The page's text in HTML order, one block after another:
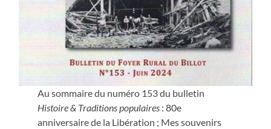
Au sommaire du numéro 153 du bulletin
Histoire & Traditions populaires : 80e
anniversaire de la Libération ; Mes souvenirs